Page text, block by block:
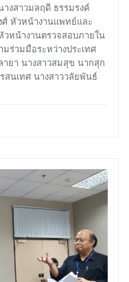
งสาวมลฤดี ธรรมรงค์
หัวหน้างานแพทย์และ
หน้างานตรวจสอบภายใน
ร่วมมือระหว่างประเทศ
ยา นางสาวสมสุข นากสุก
นเทศ นางสาววลัยพันธ์